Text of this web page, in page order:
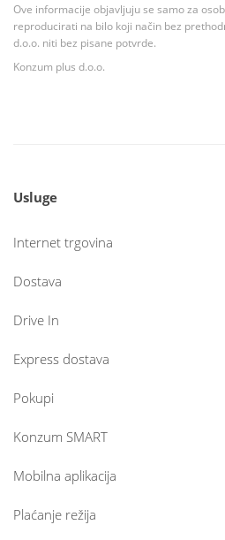
Ove informacije objavljuju se samo za
reproducirati na bilo koji način bez
d.o.o. niti bez pisane potvrde.
Konzum plus d.o.o.
Usluge
Internet trgovina
Dostava
Drive In
Express dostava
Pokupi
Konzum SMART
Mobilna aplikacija
Plaćanje režija